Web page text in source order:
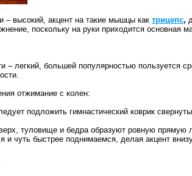
– высокий, акцент на такие мышцы как трицепс,
поскольку на руки приходится основная
– легкий, большей популярностью пользуется
отжимание с колен:
подложить гимнастический коврик
туловище и бедра образуют ровную прямую
и чуть быстрее поднимаемся, делая акцент